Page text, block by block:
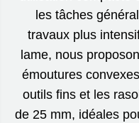
les tâches
travaux plus
lame, nous
émoutures
outils fins et les
de 25 mm, idéales